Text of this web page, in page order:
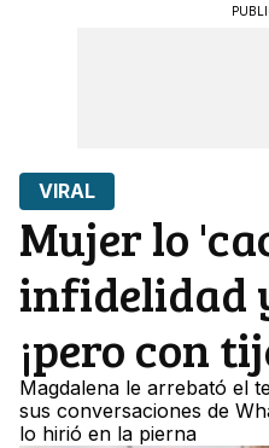
VIRAL
Mujer lo
infidelidad
¡pero con
Magdalena le arrebató el
sus conversaciones de
lo hirió en la pierna